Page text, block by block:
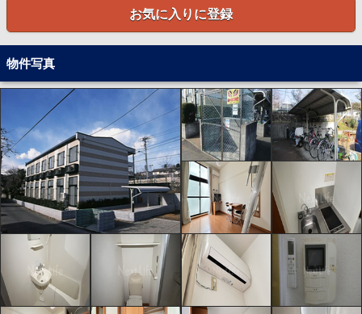
お気に入りに登録
物件写真